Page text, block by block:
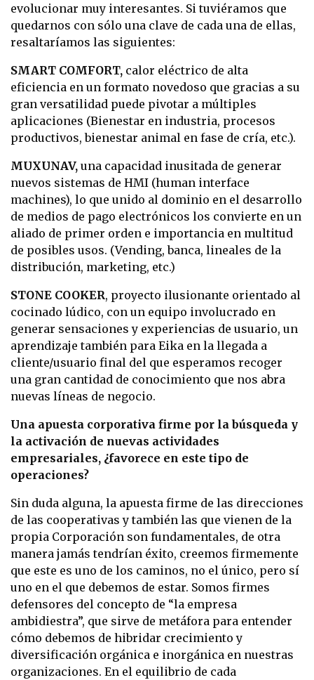
evolucionar muy interesantes. Si tuviéramos que
quedarnos con sólo una clave de cada una de ellas,
resaltaríamos las siguientes:
SMART COMFORT, calor eléctrico de alta
eficiencia en un formato novedoso que gracias a su
gran versatilidad puede pivotar a múltiples
aplicaciones (Bienestar en industria, procesos
productivos, bienestar animal en fase de cría, etc.).
MUXUNAV, una capacidad inusitada de generar
nuevos sistemas de HMI (human interface
machines), lo que unido al dominio en el desarrollo
de medios de pago electrónicos los convierte en un
aliado de primer orden e importancia en multitud
de posibles usos. (Vending, banca, lineales de la
distribución, marketing, etc.)
STONE COOKER, proyecto ilusionante orientado al
cocinado lúdico, con un equipo involucrado en
generar sensaciones y experiencias de usuario, un
aprendizaje también para Eika en la llegada a
cliente/usuario final del que esperamos recoger
una gran cantidad de conocimiento que nos abra
nuevas líneas de negocio.
Una apuesta corporativa firme por la búsqueda y
la activación de nuevas actividades
empresariales, ¿favorece en este tipo de
operaciones?
Sin duda alguna, la apuesta firme de las direcciones
de las cooperativas y también las que vienen de la
propia Corporación son fundamentales, de otra
manera jamás tendrían éxito, creemos firmemente
que este es uno de los caminos, no el único, pero sí
uno en el que debemos de estar. Somos firmes
defensores del concepto de “la empresa
ambidiestra”, que sirve de metáfora para entender
cómo debemos de hibridar crecimiento y
diversificación orgánica e inorgánica en nuestras
organizaciones. En el equilibrio de cada